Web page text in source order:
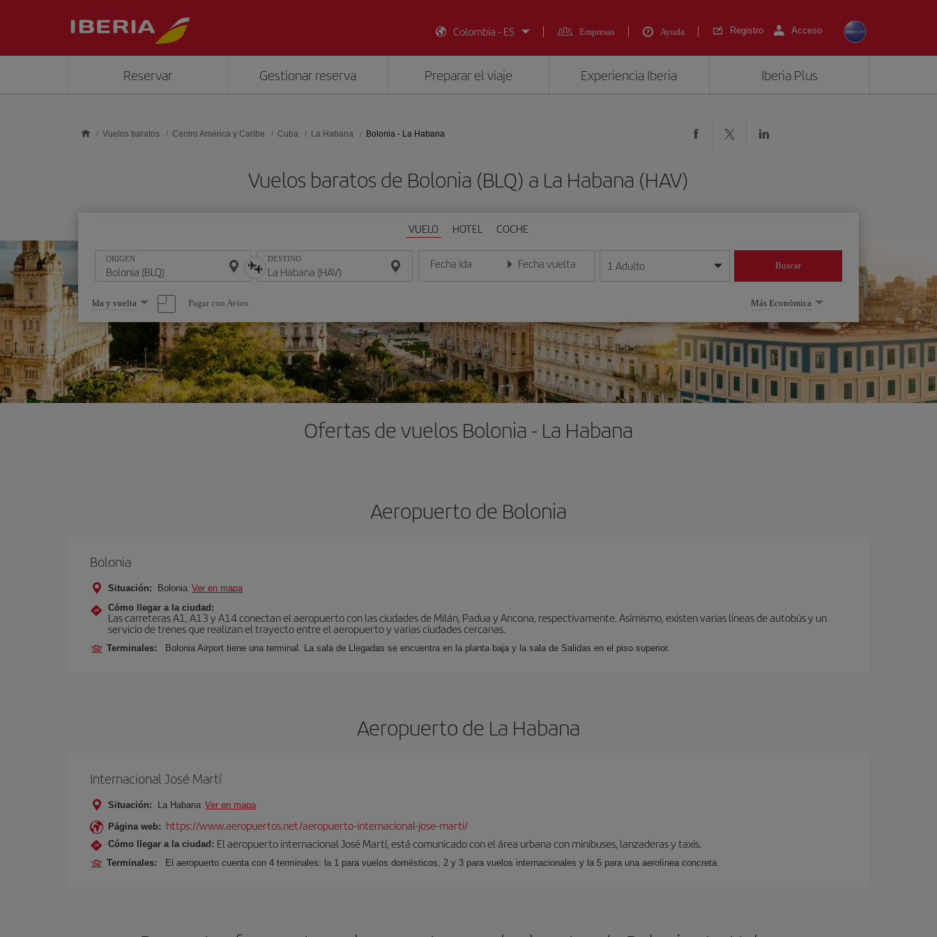
Colombia - ES
Empresas Ayuda Registro Acceso
Reservar Gestionar reserva Preparar el viaje Experiencia Iberia Iberia Plus
Vuelos baratos Centro América y Caribe Cuba La Habana Bolonia - La Habana
Vuelos baratos de Bolonia (BLQ) a La Habana (HAV)
VUELO HOTEL COCHE
ORIGEN DESTINO Fecha ida
Introduce la fecha en formato día/mes/año
Fecha vuelta
Introduce la fecha en formato día/mes/año
1 Adulto Buscar
Seleccione
una
opción
Ida y vuelta Pagar con Avios Más Económica
Ofertas de vuelos Bolonia - La Habana
Aeropuerto de Bolonia
Bolonia
Situación: Bolonia Ver en mapa
Cómo llegar a la ciudad:
Las carreteras A1, A13 y A14 conectan el aeropuerto con las ciudades de Milán, Padua y Ancona, respectivamente. Asímismo, existen varias líneas de autobús y un
servicio de trenes que realizan el trayecto entre el aeropuerto y varias ciudades cercanas.
Terminales: Bolonia Airport tiene una terminal. La sala de Llegadas se encuentra en la planta baja y la sala de Salidas en el piso superior.
Aeropuerto de La Habana
Internacional José Martí
Situación: La Habana Ver en mapa
Página web: https://www.aeropuertos.net/aeropuerto-internacional-jose-marti/
Cómo llegar a la ciudad: El aeropuerto internacional José Martí, está comunicado con el área urbana con minibuses, lanzaderas y taxis.
Terminales: El aeropuerto cuenta con 4 terminales: la 1 para vuelos domésticos, 2 y 3 para vuelos internacionales y la 5 para una aerolínea concreta.